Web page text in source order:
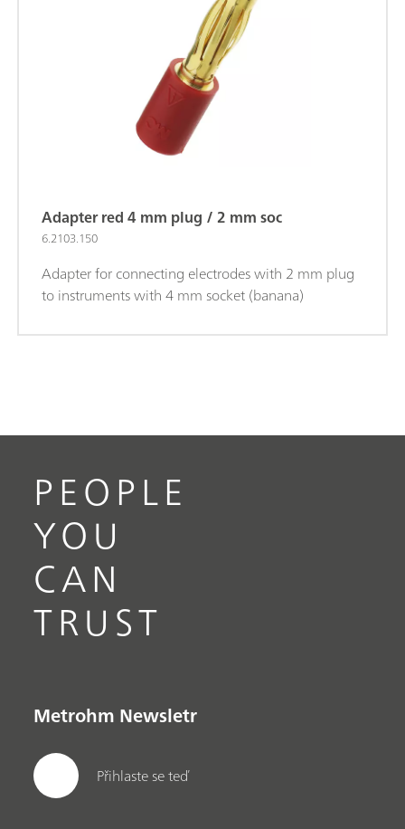
Adapter red 4 mm plug / 2 mm soc
6.2103.150
Adapter for connecting electrodes with 2 mm plug
to instruments with 4 mm socket (banana)
PEOPLE
YOU
CAN
TRUST
Metrohm Newsletr
Přihlaste se teď